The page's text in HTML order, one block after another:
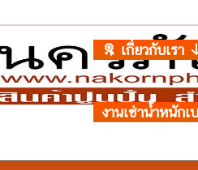
เกี่ยวกับเรา
งานเช่าน้ำหนักเ